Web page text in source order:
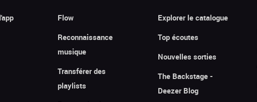
Flow
Reconnaissance
musique
Transférer des
playlists
Explorer le catalogue
Top écoutes
Nouvelles sorties
The Backstage -
Deezer Blog